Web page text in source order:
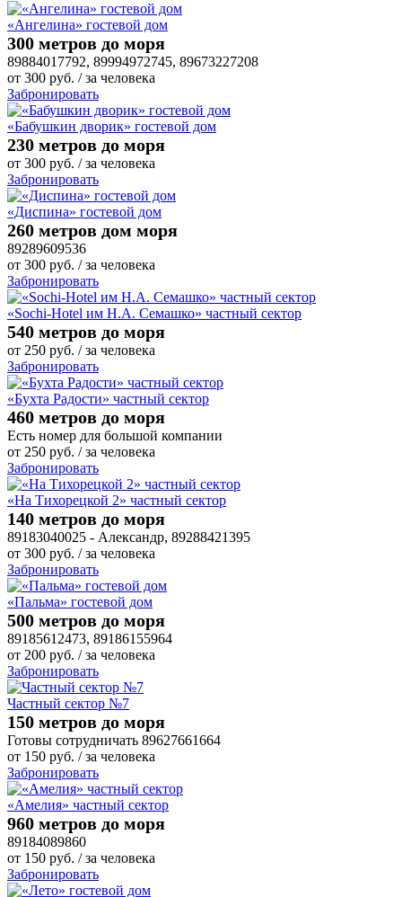
«Ангелина» гостевой дом
300 метров до моря
89884017792, 89994972745, 89673227208
от 300 руб. / за человека
Забронировать
«Бабушкин дворик» гостевой дом
230 метров до моря
от 300 руб. / за человека
Забронировать
«Диспина» гостевой дом
260 метров дом моря
89289609536
от 300 руб. / за человека
Забронировать
«Sochi-Hotel им Н.А. Семашко» частный сектор
540 метров до моря
от 250 руб. / за человека
Забронировать
«Бухта Радости» частный сектор
460 метров до моря
Есть номер для большой компании
от 250 руб. / за человека
Забронировать
«На Тихорецкой 2» частный сектор
140 метров до моря
89183040025 - Александр, 89288421395
от 300 руб. / за человека
Забронировать
«Пальма» гостевой дом
500 метров до моря
89185612473, 89186155964
от 200 руб. / за человека
Забронировать
Частный сектор №7
150 метров до моря
Готовы сотрудничать 89627661664
от 150 руб. / за человека
Забронировать
«Амелия» частный сектор
960 метров до моря
89184089860
от 150 руб. / за человека
Забронировать